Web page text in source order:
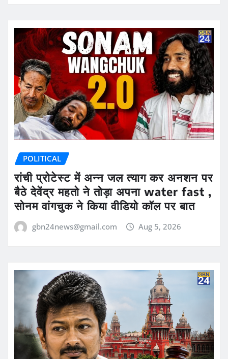
POLITICAL
रांची प्रोटेस्ट में अन्न जल त्याग कर अनशन पर
बैठे देवेंद्र महतो ने तोड़ा अपना water fast ,
सोनम वांगचुक ने किया वीडियो कॉल पर बात
gbn24news@gmail.com Aug 5, 2026